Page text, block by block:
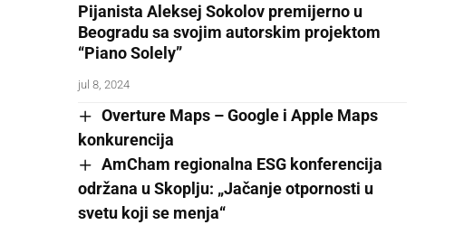
Pijanista Aleksej Sokolov premijerno u
Beogradu sa svojim autorskim projektom
“Piano Solely”
jul 8, 2024
Overture Maps – Google i Apple Maps
konkurencija
AmCham regionalna ESG konferencija
održana u Skoplju: „Jačanje otpornosti u
svetu koji se menja“